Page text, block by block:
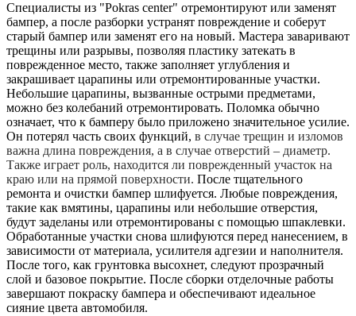
Специалисты из "Pokras center" отремонтируют или заменят
бампер, а после разборки устранят повреждение и соберут
старый бампер или заменят его на новый. Мастера заваривают
трещины или разрывы, позволяя пластику затекать в
поврежденное место, также заполняет углубления и
закрашивает царапины или отремонтированные участки.
Небольшие царапины, вызванные острыми предметами,
можно без колебаний отремонтировать. Поломка обычно
означает, что к бамперу было приложено значительное усилие.
Он потерял часть своих функций, в случае трещин и изломов
важна длина повреждения, а в случае отверстий – диаметр.
Также играет роль, находится ли поврежденный участок на
краю или на прямой поверхности. После тщательного
ремонта и очистки бампер шлифуется. Любые повреждения,
такие как вмятины, царапины или небольшие отверстия,
будут заделаны или отремонтированы с помощью шпаклевки.
Обработанные участки снова шлифуются перед нанесением, в
зависимости от материала, усилителя адгезии и наполнителя.
После того, как грунтовка высохнет, следуют прозрачный
слой и базовое покрытие. После сборки отделочные работы
завершают покраску бампера и обеспечивают идеальное
сияние цвета автомобиля.